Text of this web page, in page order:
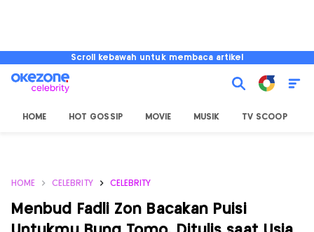
Scroll kebawah untuk membaca artikel
HOME HOT GOSSIP MOVIE MUSIK TV SCOOP
HOME CELEBRITY CELEBRITY
Menbud Fadli Zon Bacakan Puisi